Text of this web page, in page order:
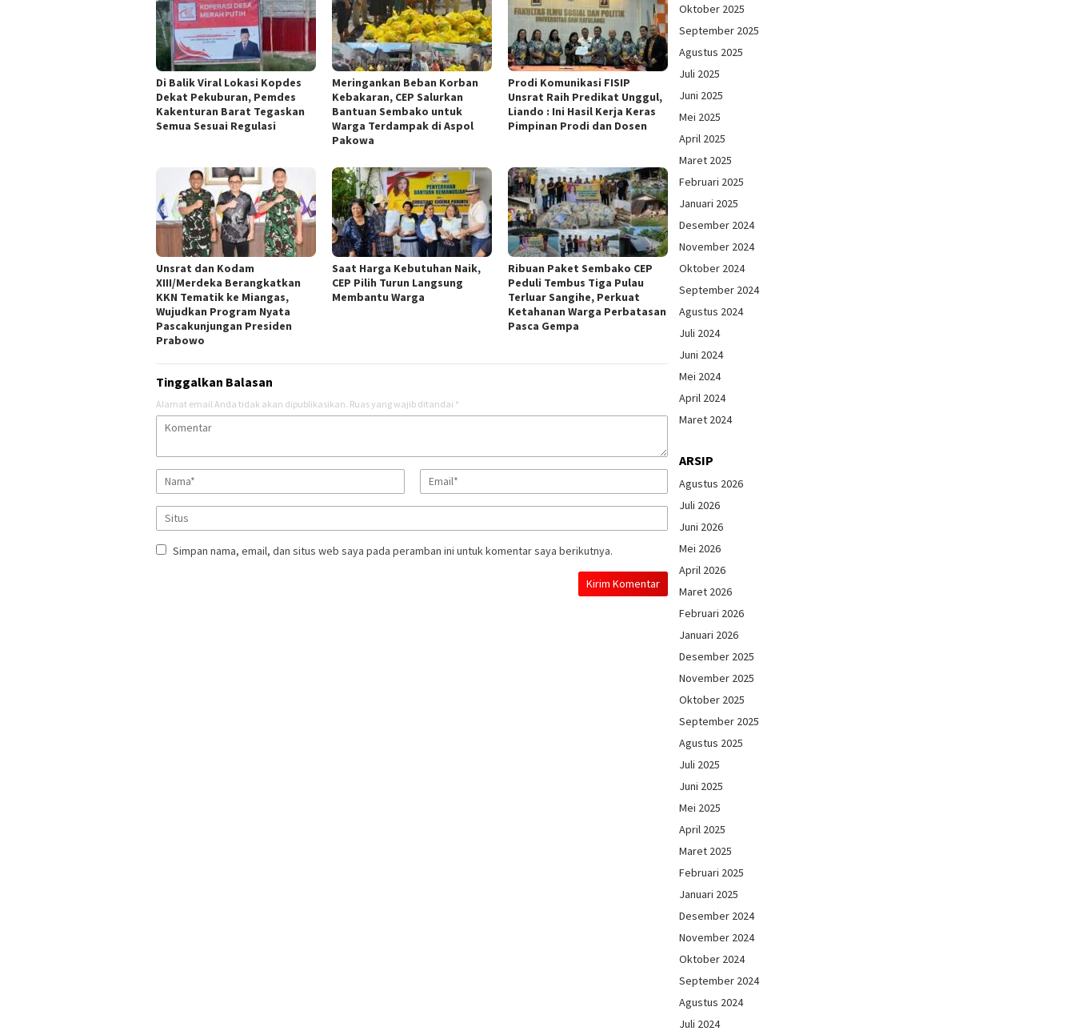
Di Balik Viral Lokasi Kopdes
Dekat Pekuburan, Pemdes
Kakenturan Barat Tegaskan
Semua Sesuai Regulasi
Meringankan Beban Korban
Kebakaran, CEP Salurkan
Bantuan Sembako untuk
Warga Terdampak di Aspol
Pakowa
Prodi Komunikasi FISIP
Unsrat Raih Predikat Unggul,
Liando : Ini Hasil Kerja Keras
Pimpinan Prodi dan Dosen
Unsrat dan Kodam
XIII/Merdeka Berangkatkan
KKN Tematik ke Miangas,
Wujudkan Program Nyata
Pascakunjungan Presiden
Prabowo
Saat Harga Kebutuhan Naik,
CEP Pilih Turun Langsung
Membantu Warga
Ribuan Paket Sembako CEP
Peduli Tembus Tiga Pulau
Terluar Sangihe, Perkuat
Ketahanan Warga Perbatasan
Pasca Gempa
Tinggalkan Balasan
Alamat email Anda tidak akan dipublikasikan. Ruas yang wajib ditandai *
Simpan nama, email, dan situs web saya pada peramban ini untuk komentar saya berikutnya.
Oktober 2025
September 2025
Agustus 2025
Juli 2025
Juni 2025
Mei 2025
April 2025
Maret 2025
Februari 2025
Januari 2025
Desember 2024
November 2024
Oktober 2024
September 2024
Agustus 2024
Juli 2024
Juni 2024
Mei 2024
April 2024
Maret 2024
ARSIP
Agustus 2026
Juli 2026
Juni 2026
Mei 2026
April 2026
Maret 2026
Februari 2026
Januari 2026
Desember 2025
November 2025
Oktober 2025
September 2025
Agustus 2025
Juli 2025
Juni 2025
Mei 2025
April 2025
Maret 2025
Februari 2025
Januari 2025
Desember 2024
November 2024
Oktober 2024
September 2024
Agustus 2024
Juli 2024